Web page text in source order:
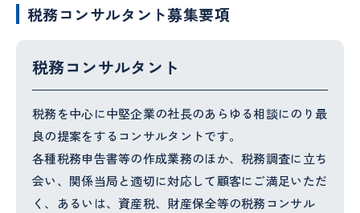
税務コンサルタント募集要項
税務コンサルタント
税務を中心に中堅企業の社長のあらゆる相談にのり最
良の提案をするコンサルタントです。
各種税務申告書等の作成業務のほか、税務調査に立ち
会い、関係当局と適切に対応して顧客にご満足いただ
く、あるいは、資産税、財産保全等の税務コンサル